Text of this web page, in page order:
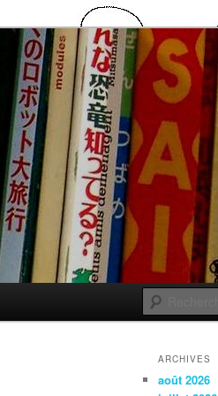
ARCHIVES
août 2026